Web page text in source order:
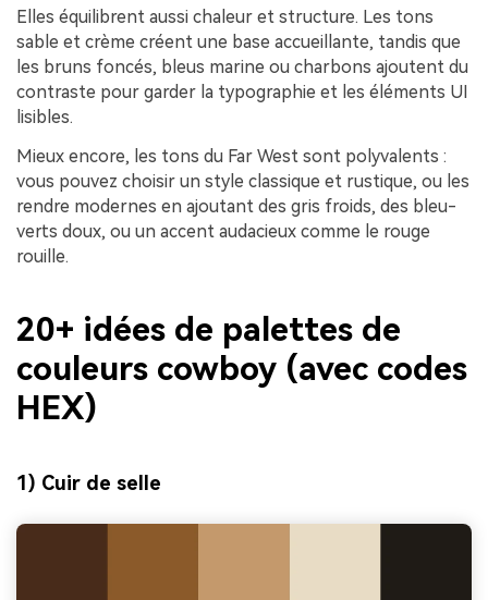
Elles équilibrent aussi chaleur et structure. Les tons
sable et crème créent une base accueillante, tandis que
les bruns foncés, bleus marine ou charbons ajoutent du
contraste pour garder la typographie et les éléments UI
lisibles.
Mieux encore, les tons du Far West sont polyvalents :
vous pouvez choisir un style classique et rustique, ou les
rendre modernes en ajoutant des gris froids, des bleu-
verts doux, ou un accent audacieux comme le rouge
rouille.
20+ idées de palettes de
couleurs cowboy (avec codes
HEX)
1) Cuir de selle